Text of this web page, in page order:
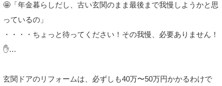
🤩「年金暮らしだし、古い玄関のまま最後まで我慢しようかと思
っているの」
・・・・ちょっと待ってください！その我慢、必要ありません！
✋…
玄関ドアのリフォームは、必ずしも40万〜50万円かかるわけで